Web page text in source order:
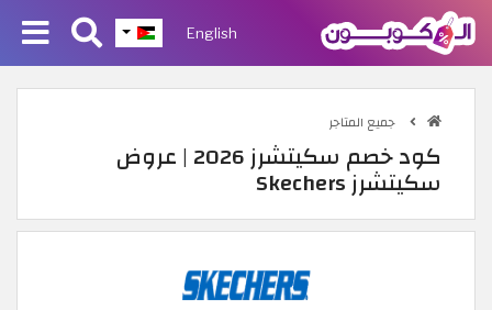
English
جميع المتاجر
كود خصم سكيتشرز 2026 | عروض
سكيتشرز Skechers